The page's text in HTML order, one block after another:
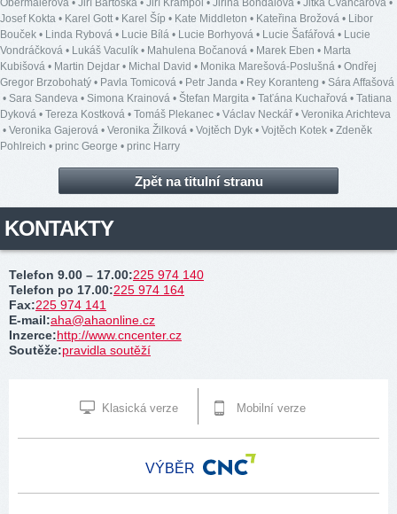
Obermaierová • Jiří Bartoška • Jiří Krampol • Jiřina Bohdalová • Jitka Čvančarová •
Josef Kokta • Karel Gott• Karel Šíp • Kate Middleton • Kateřina Brožová • Libor
Bouček • Linda Rybová • Lucie Bílá • Lucie Borhyová • Lucie Šafářová • Lucie
Vondráčková • Lukáš Vaculík • Mahulena Bočanová • Marek Eben • Marta
Kubišová • Martin Dejdar • Michal David • Monika Marešová-Poslušná • Ondřej
Gregor Brzobohatý • Pavla Tomicová • Petr Janda • Rey Koranteng • Sára Affašová
• Sara Sandeva • Simona Krainová • Štefan Margita • Taťána Kuchařová • Tatiana
Dyková • Tereza Kostková • Tomáš Plekanec • Václav Neckář • Veronika Arichteva
• Veronika Gajerová • Veronika Žilková • Vojtěch Dyk • Vojtěch Kotek • Zdeněk
Pohlreich • princ George • princ Harry
Zpět na titulní stranu
KONTAKTY
Telefon 9.00 – 17.00:225 974 140
Telefon po 17.00:225 974 164
Fax:225 974 141
E-mail:aha@ahaonline.cz
Inzerce:http://www.cncenter.cz
Soutěže:pravidla soutěží
Klasická verze Mobilní verze
VÝBĚR